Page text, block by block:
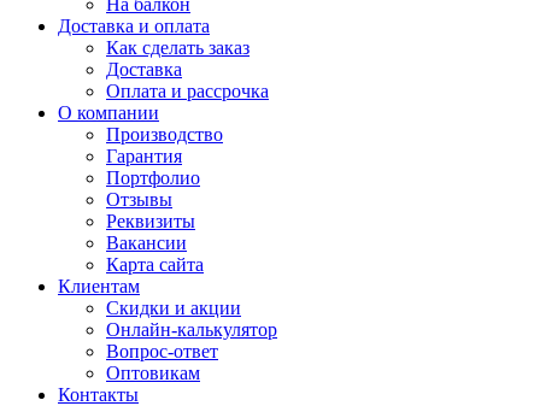
На балкон
Доставка и оплата
Как сделать заказ
Доставка
Оплата и рассрочка
О компании
Производство
Гарантия
Портфолио
Отзывы
Реквизиты
Вакансии
Карта сайта
Клиентам
Скидки и акции
Онлайн-калькулятор
Вопрос-ответ
Оптовикам
Контакты